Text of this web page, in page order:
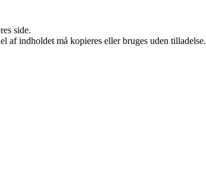
side.
af indholdet må kopieres eller bruges uden tilladelse.